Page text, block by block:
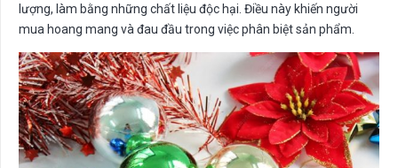
lượng, làm bằng những chất liệu độc hại. Điều này khiến người
mua hoang mang và đau đầu trong việc phân biệt sản phẩm.